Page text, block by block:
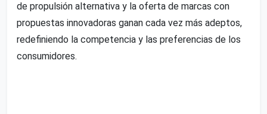
de propulsión alternativa y la oferta de marcas con
propuestas innovadoras ganan cada vez más adeptos,
redefiniendo la competencia y las preferencias de los
consumidores.